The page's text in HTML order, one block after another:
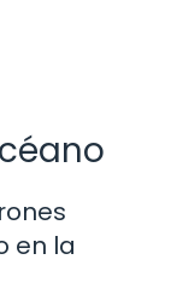
en la